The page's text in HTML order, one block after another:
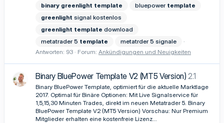
binary greenlight template bluepower template
greenlight signal kostenlos
greenlight template download
metatrader 5 template
metatrder 5 signale
Antworten: 93
Forum: Ankündigungen und Neuigkeiten
Binary BluePower Template V2 (MT5 Version) 2.1
Binary BluePower Template, optimiert für die aktuelle Marktlage
2017. Optimal für Binäre Optionen: Mit Live Signalservice für
1,5,15,30 Minuten Trades, direkt im neuen Metatrader 5. Binary
BluePower Template V2 (MT5 Version) Vorschau: Nur Premium
Mitglieder erhalten eine kostenfreie Lizenz...